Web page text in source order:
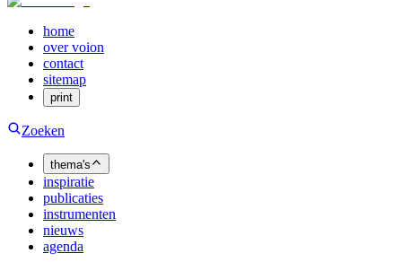
home
over voion
contact
sitemap
print
Zoeken
thema's
inspiratie
publicaties
instrumenten
nieuws
agenda